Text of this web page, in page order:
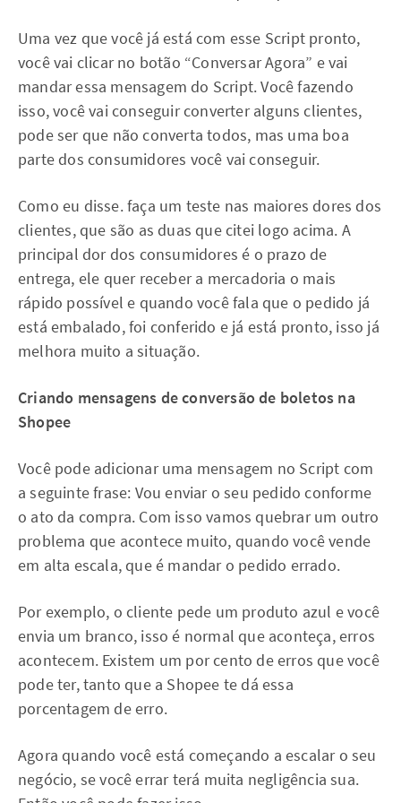
Uma vez que você já está com esse Script pronto,
você vai clicar no botão “Conversar Agora” e vai
mandar essa mensagem do Script. Você fazendo
isso, você vai conseguir converter alguns clientes,
pode ser que não converta todos, mas uma boa
parte dos consumidores você vai conseguir.
Como eu disse. faça um teste nas maiores dores dos
clientes, que são as duas que citei logo acima. A
principal dor dos consumidores é o prazo de
entrega, ele quer receber a mercadoria o mais
rápido possível e quando você fala que o pedido já
está embalado, foi conferido e já está pronto, isso já
melhora muito a situação.
Criando mensagens de conversão de boletos na
Shopee
Você pode adicionar uma mensagem no Script com
a seguinte frase: Vou enviar o seu pedido conforme
o ato da compra. Com isso vamos quebrar um outro
problema que acontece muito, quando você vende
em alta escala, que é mandar o pedido errado.
Por exemplo, o cliente pede um produto azul e você
envia um branco, isso é normal que aconteça, erros
acontecem. Existem um por cento de erros que você
pode ter, tanto que a Shopee te dá essa
porcentagem de erro.
Agora quando você está começando a escalar o seu
negócio, se você errar terá muita negligência sua.